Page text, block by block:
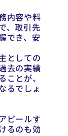
内容や料
、取引先
でき、安
としての
去の実績
ことが、
るでしょ
ピールす
るのも効